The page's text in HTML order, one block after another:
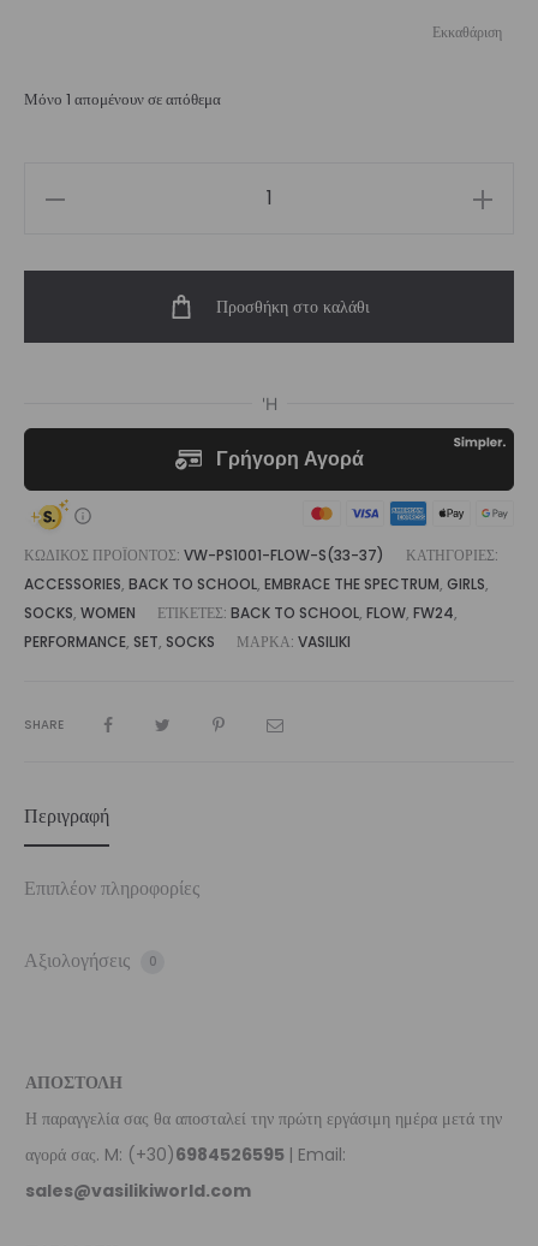
Εκκαθάριση
Μόνο 1 απομένουν σε απόθεμα
ποσότητα
Προσθήκη στο καλάθι
ΚΩΔΙΚΌΣ ΠΡΟΪΌΝΤΟΣ: VW-PS1001-FLOW-S(33-37)
ΚΑΤΗΓΟΡΊΕΣ:
ACCESSORIES, BACK TO SCHOOL, EMBRACE THE SPECTRUM, GIRLS,
SOCKS, WOMEN ΕΤΙΚΈΤΕΣ: BACK TO SCHOOL, FLOW, FW24,
PERFORMANCE, SET, SOCKS ΜΆΡΚΑ: VASILIKI
SHARE
Περιγραφή
Επιπλέον πληροφορίες
Αξιολογήσεις 0
ΑΠΟΣΤΟΛΗ
Η παραγγελία σας θα αποσταλεί την πρώτη εργάσιμη ημέρα μετά την
αγορά σας. M: (+30)6984526595 | Email:
sales@vasilikiworld.com